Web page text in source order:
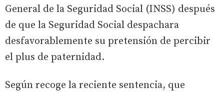
General de la Seguridad Social (INSS) después
de que la Seguridad Social despachara
desfavorablemente su pretensión de percibir
el plus de paternidad.
Según recoge la reciente sentencia, que